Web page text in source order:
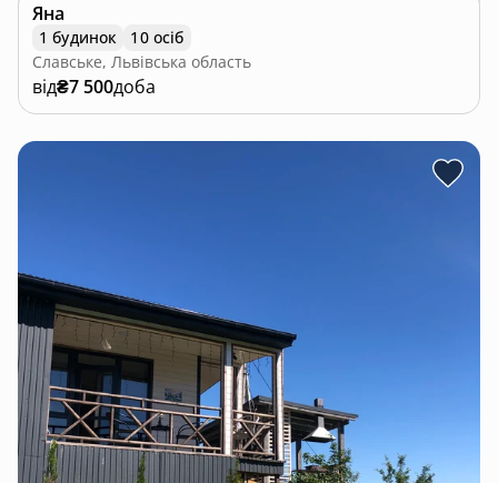
Яна
1 будинок
10 осіб
Славське, Львівська область
від₴7 500доба